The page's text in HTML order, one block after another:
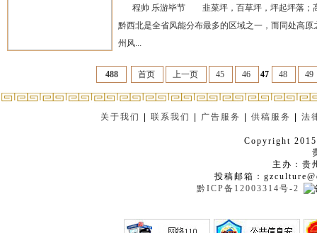
程帅 乐游毕节 韭菜坪，百草坪，坪起坪落；
黔西北是全省风能分布最多的区域之一，而同处高
州风...
488 首页 上一页 45 46 47 48 49
关于我们 |联系我们 广告服务 |供稿服务 |法
Copyright
主办：贵
投稿邮箱：
黔ICP备12003314号-2